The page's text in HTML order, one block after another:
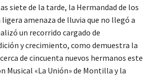
siete de la tarde, la Hermandad de los
amenaza de lluvia que no llegó a
un recorrido cargado de
y crecimiento, como demuestra la
de cincuenta nuevos hermanos este
Musical «La Unión» de Montilla y la